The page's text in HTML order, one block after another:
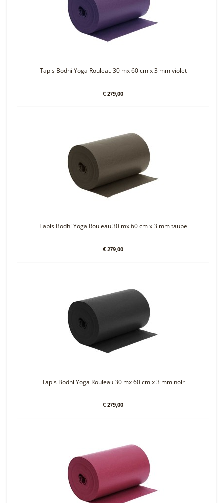
Tapis Bodhi Yoga Rouleau 30 mx 60 cm x 3 mm violet
€ 279,00
Tapis Bodhi Yoga Rouleau 30 mx 60 cm x 3 mm taupe
€ 279,00
Tapis Bodhi Yoga Rouleau 30 mx 60 cm x 3 mm noir
€ 279,00